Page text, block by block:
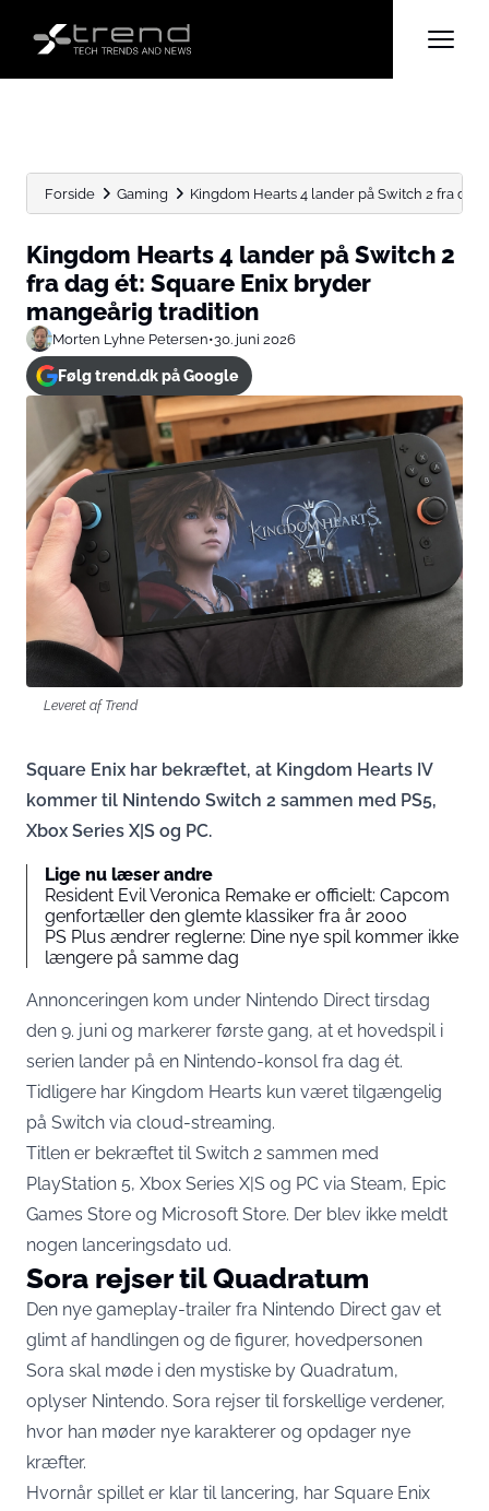
Forside Gaming Kingdom Hearts 4 lander på Switch 2 fra dag
Kingdom Hearts 4 lander på Switch 2
fra dag ét: Square Enix bryder
mangeårig tradition
Morten Lyhne Petersen•30. juni 2026
Følg trend.dk på Google
Leveret af Trend
Square Enix har bekræftet, at Kingdom Hearts IV
kommer til Nintendo Switch 2 sammen med PS5,
Xbox Series X|S og PC.
Lige nu læser andre
Resident Evil Veronica Remake er officielt: Capcom
genfortæller den glemte klassiker fra år 2000
PS Plus ændrer reglerne: Dine nye spil kommer ikke
længere på samme dag
Annonceringen kom under Nintendo Direct tirsdag
den 9. juni og markerer første gang, at et hovedspil i
serien lander på en Nintendo-konsol fra dag ét.
Tidligere har Kingdom Hearts kun været tilgængelig
på Switch via cloud-streaming.
Titlen er bekræftet til Switch 2 sammen med
PlayStation 5, Xbox Series X|S og PC via Steam, Epic
Games Store og Microsoft Store. Der blev ikke meldt
nogen lanceringsdato ud.
Sora rejser til Quadratum
Den nye gameplay-trailer fra Nintendo Direct gav et
glimt af handlingen og de figurer, hovedpersonen
Sora skal møde i den mystiske by Quadratum,
oplyser Nintendo. Sora rejser til forskellige verdener,
hvor han møder nye karakterer og opdager nye
kræfter.
Hvornår spillet er klar til lancering, har Square Enix